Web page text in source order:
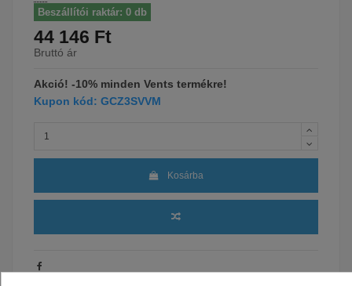
Beszállítói raktár: 0 db
44 146 Ft
Bruttó ár
Akció! -10% minden Vents termékre!
Kupon kód: GCZ3SVVM
Kosárba